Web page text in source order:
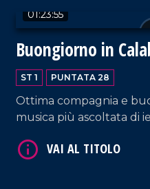
01:23:55
Buongiorno in
ST 1 PUNTATA 28
Ottima compagnia e
musica più ascoltata di
VAI AL TITOLO